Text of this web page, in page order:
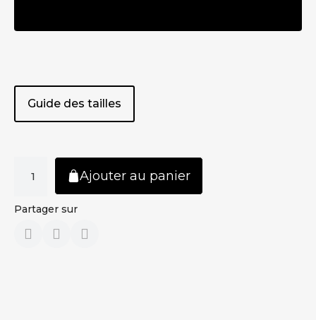
Guide des tailles
Ajouter au panier
Partager sur